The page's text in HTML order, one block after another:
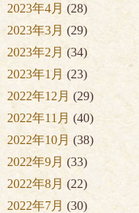
2023年4月 (28)
2023年3月 (29)
2023年2月 (34)
2023年1月 (23)
2022年12月 (29)
2022年11月 (40)
2022年10月 (38)
2022年9月 (33)
2022年8月 (22)
2022年7月 (30)